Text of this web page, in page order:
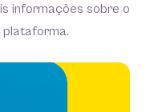
informações sobre o
plataforma.